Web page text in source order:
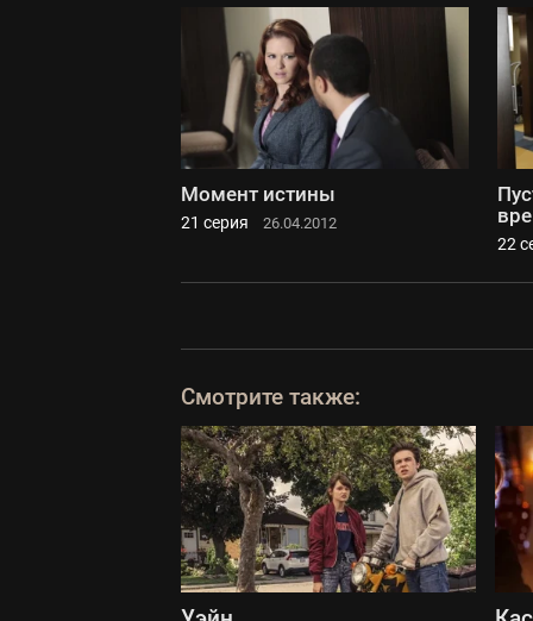
Момент истины
21 серия 26.04.2012
22
Смотрите также: